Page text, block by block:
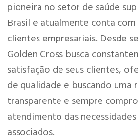
pioneira no setor de saúde
Brasil e atualmente conta
clientes empresariais. Desde
Golden Cross busca
satisfação de seus clientes,
de qualidade e buscando uma
transparente e sempre
atendimento das necessidades
associados.